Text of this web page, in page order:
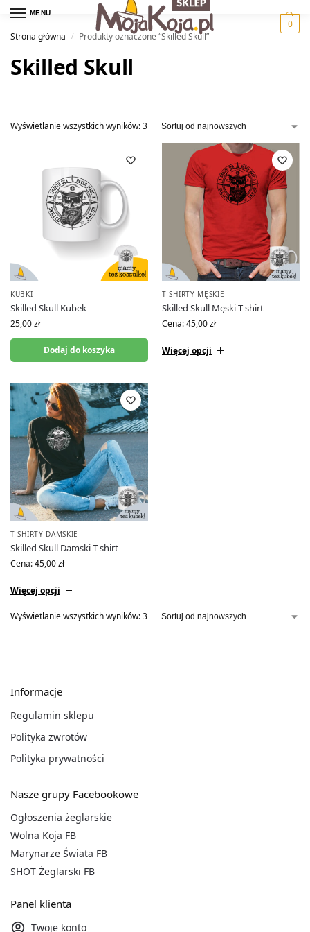
MENU
0
Strona główna
/ Produkty oznaczone “Skilled Skull”
Skilled Skull
Wyświetlanie wszystkich wyników: 3
KUBKI
Skilled Skull Kubek
25,00zł
Dodaj do koszyka
T-SHIRTY MĘSKIE
Skilled Skull Męski T-shirt
Cena:45,00zł
Więcej opcji
T-SHIRTY DAMSKIE
Skilled Skull Damski T-shirt
Cena:45,00zł
Więcej opcji
Wyświetlanie wszystkich wyników: 3
Informacje
Regulamin sklepu
Polityka zwrotów
Polityka prywatności
Nasze grupy Facebookowe
Ogłoszenia żeglarskie
Wolna Koja FB
Marynarze Świata FB
SHOT Żeglarski FB
Panel klienta
Twoje konto